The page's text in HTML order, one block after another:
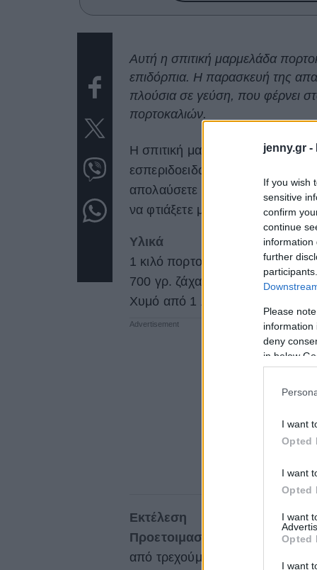
jenny.gr -
If you wish
sensitive
confirm
continue
information
further
Please
information
deny
in below
I want
Opted
I want
Opted
I want
Opted
I want
Αυτή η σπιτική μαρμελάδα
επιδόρπια. Η παρασκευή της
πλούσια σε γεύση, που φέρνει
πορτοκαλιών.
Η σπιτική μαρμελάδα πορτοκάλι
εσπεριδοειδών. Η προετοιμασία
απολαύσετε τα πορτοκάλια με
να φτιάξετε μαρμελάδα
Υλικά
1 κιλό πορτοκάλια
700 γρ. ζάχαρη
Χυμό από 1 λεμόνι
Εκτέλεση
Προετοιμασία των
από τρεχούμενο νερό.